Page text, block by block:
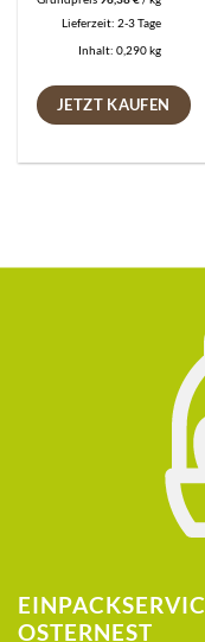
Lieferzeit:2-3 Tage
Inhalt: 0,290 kg
JETZT KAUFEN
OSTERNEST